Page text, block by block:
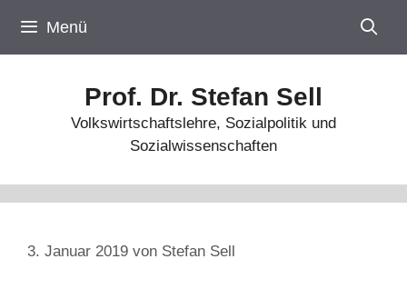
Inhalt
springen
Menü
Prof. Dr. Stefan Sell
Volkswirtschaftslehre, Sozialpolitik und
Sozialwissenschaften
3. Januar 2019 von Stefan Sell